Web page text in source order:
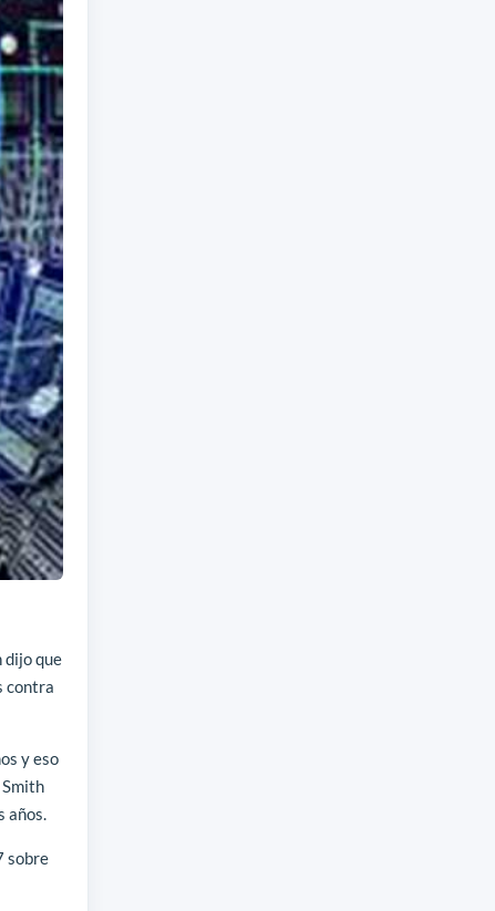
dijo que
contra
y eso
años.
sobre